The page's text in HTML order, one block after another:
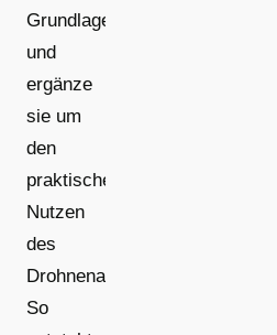
Grundlage
und
ergänze
sie um
den
praktischen
Nutzen
des
Drohnenaufmaßes.
So